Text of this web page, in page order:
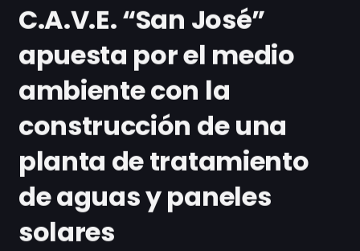
C.A.V.E. “San José”
apuesta por el medio
ambiente con la
construcción de una
planta de tratamiento
de aguas y paneles
solares